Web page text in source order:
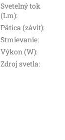
Svetelný tok
(Lm):
Pätica (závit):
Stmievanie:
Výkon (W):
Zdroj svetla: